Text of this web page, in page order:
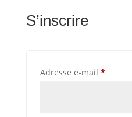
S’inscrire
Adresse e-mail *